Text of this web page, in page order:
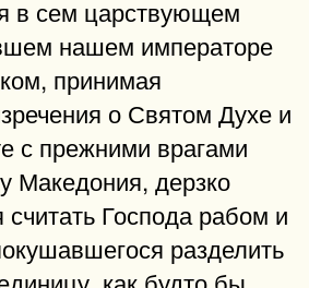
в сем царствующем
нашем императоре
принимая
о Святом Духе и
с прежними врагами
Македония, дерзко
Господа рабом и
разделить